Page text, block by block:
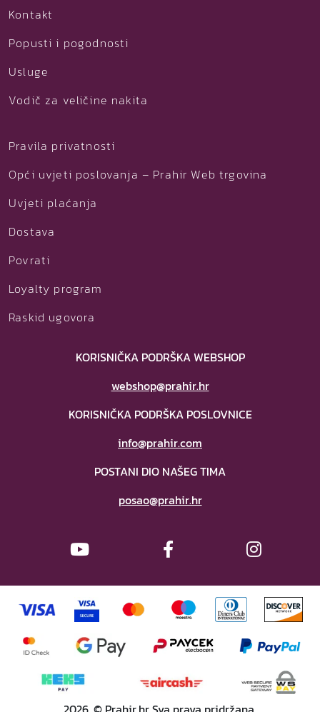
Kontakt
Popusti i pogodnosti
Usluge
Vodič za veličine nakita
Pravila privatnosti
Opći uvjeti poslovanja – Prahir Web trgovina
Uvjeti plaćanja
Dostava
Povrati
Loyalty program
Raskid ugovora
KORISNIČKA PODRŠKA WEBSHOP
webshop@prahir.hr
KORISNIČKA PODRŠKA POSLOVNICE
info@prahir.com
POSTANI DIO NAŠEG TIMA
posao@prahir.hr